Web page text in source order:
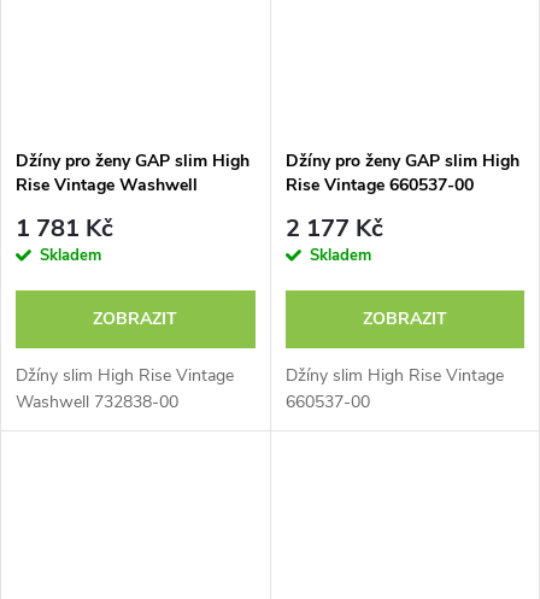
Džíny pro ženy GAP slim High
Rise Vintage Washwell
1 781 Kč
Skladem
ZOBRAZIT
Džíny slim High Rise Vintage
Washwell 732838-00
Džíny pro ženy GAP slim High
Rise Vintage 660537-00
2 177 Kč
Skladem
ZOBRAZIT
Džíny slim High Rise Vintage
660537-00